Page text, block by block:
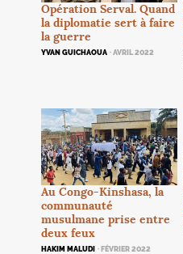
Opération Serval. Quand
la diplomatie sert à faire
la guerre
YVAN GUICHAOUA · AVRIL 2022
Au Congo-Kinshasa, la
communauté
musulmane prise entre
deux feux
HAKIM MALUDI · FÉVRIER 2022